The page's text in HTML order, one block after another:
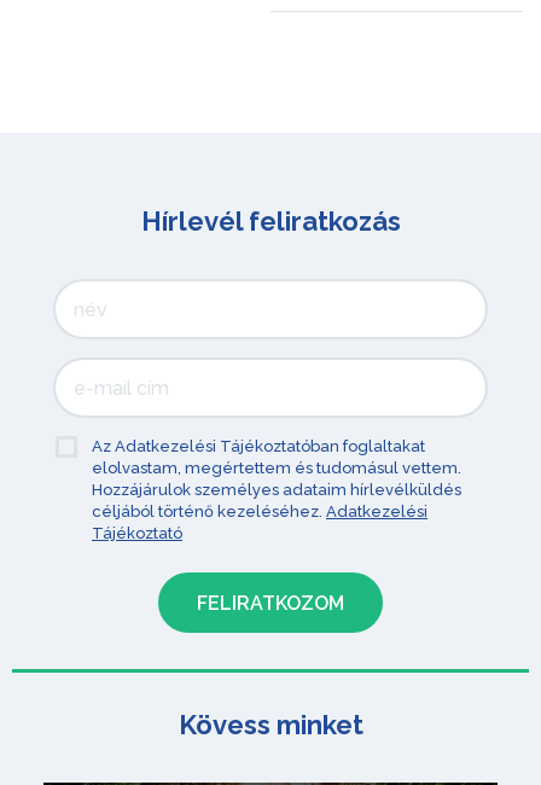
Hírlevél feliratkozás
Az Adatkezelési Tájékoztatóban foglaltakat
elolvastam, megértettem és tudomásul vettem.
Hozzájárulok személyes adataim hírlevélküldés
céljából történő kezeléséhez. Adatkezelési
Tájékoztató
Kövess minket